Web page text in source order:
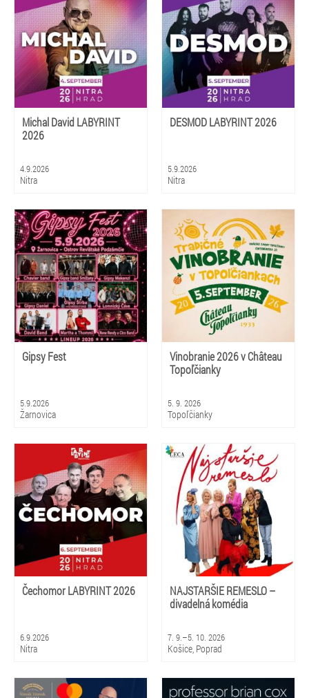
Michal David LABYRINT
2026
4.9.2026
Nitra
DESMOD LABYRINT 2026
5.9.2026
Nitra
Gipsy Fest
5.9.2026
Žarnovica
Vinobranie 2026 v Château
Topoľčianky
5. 9. 2026
Topoľčianky
Čechomor LABYRINT 2026
6.9.2026
Nitra
NAJSTARŠIE REMESLO –
divadelná komédia
7. 9.–5. 10. 2026
Košice, Poprad